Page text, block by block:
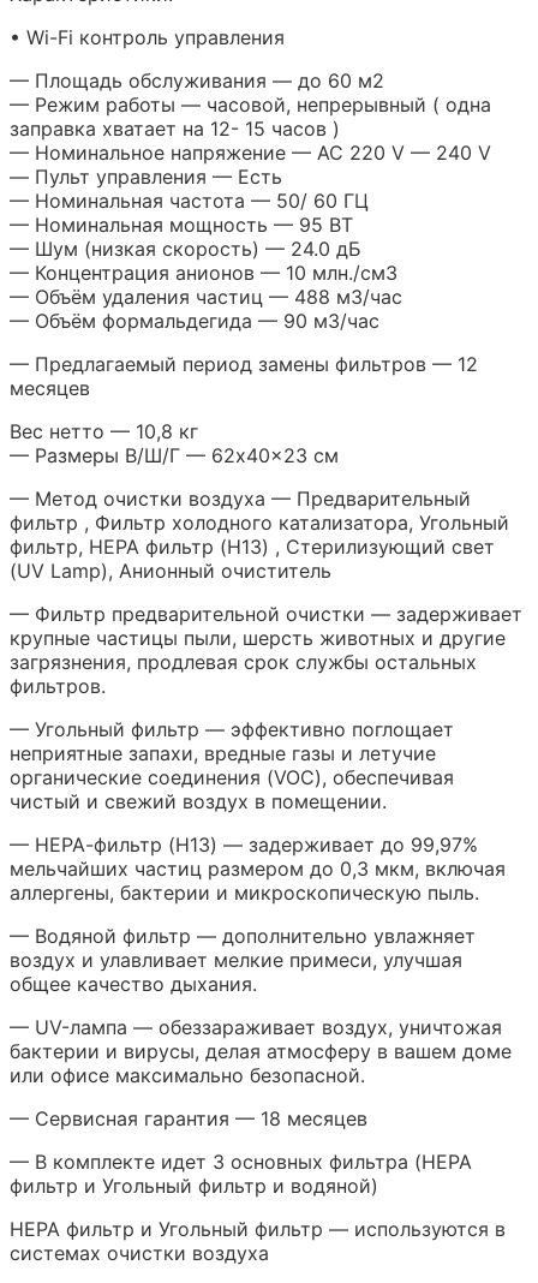
• Wi-Fi контроль управления
— Площадь обслуживания — до 60 м2
— Режим работы — часовой, непрерывный ( одна
заправка хватает на 12- 15 часов )
— Номинальное напряжение — АС 220 V — 240 V
— Пульт управления — Есть
— Номинальная частота — 50/ 60 ГЦ
— Номинальная мощность — 95 ВТ
— Шум (низкая скорость) — 24.0 дБ
— Концентрация анионов — 10 млн./см3
— Объём удаления частиц — 488 м3/час
— Объём формальдегида — 90 м3/час
— Предлагаемый период замены фильтров — 12
месяцев
Вес нетто — 10,8 кг
— Размеры В/Ш/Г — 62x40x23 см
— Метод очистки воздуха — Предварительный
фильтр , Фильтр холодного катализатора, Угольный
фильтр, HEPA фильтр (H13) , Стерилизующий свет
(UV Lamp), Анионный очиститель
— Фильтр предварительной очистки — задерживает
крупные частицы пыли, шерсть животных и другие
загрязнения, продлевая срок службы остальных
фильтров.
— Угольный фильтр — эффективно поглощает
неприятные запахи, вредные газы и летучие
органические соединения (VOC), обеспечивая
чистый и свежий воздух в помещении.
— НЕРА-фильтр (H13) — задерживает до 99,97%
мельчайших частиц размером до 0,3 мкм, включая
аллергены, бактерии и микроскопическую пыль.
— Водяной фильтр — дополнительно увлажняет
воздух и улавливает мелкие примеси, улучшая
общее качество дыхания.
— UV-лампа — обеззараживает воздух, уничтожая
бактерии и вирусы, делая атмосферу в вашем доме
или офисе максимально безопасной.
— Сервисная гарантия — 18 месяцев
— В комплекте идет 3 основных фильтра (HEPA
фильтр и Угольный фильтр и водяной)
HEPA фильтр и Угольный фильтр — используются в
системах очистки воздуха